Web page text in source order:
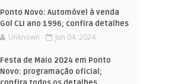
Ponto Novo: Automóvel à venda
Gol CLI ano 1996; confira detalhes
Unknown Jun 04, 2024
Festa de Maio 2024 em Ponto
Novo: programação oficial;